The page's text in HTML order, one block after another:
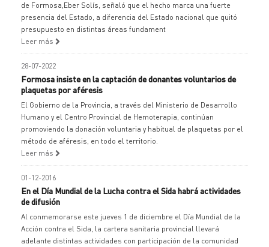
de Formosa,Eber Solís, señaló que el hecho marca una fuerte
presencia del Estado, a diferencia del Estado nacional que quitó
presupuesto en distintas áreas fundament
Leer más
28-07-2022
Formosa insiste en la captación de donantes voluntarios de
plaquetas por aféresis
El Gobierno de la Provincia, a través del Ministerio de Desarrollo
Humano y el Centro Provincial de Hemoterapia, continúan
promoviendo la donación voluntaria y habitual de plaquetas por el
método de aféresis, en todo el territorio.
Leer más
01-12-2016
En el Día Mundial de la Lucha contra el Sida habrá actividades
de difusión
Al conmemorarse este jueves 1 de diciembre el Día Mundial de la
Acción contra el Sida, la cartera sanitaria provincial llevará
adelante distintas actividades con participación de la comunidad